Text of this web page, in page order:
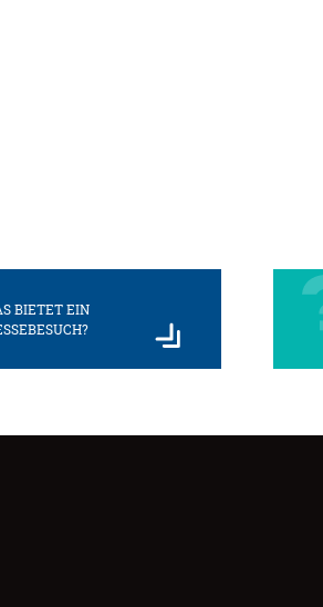
BIETET EIN